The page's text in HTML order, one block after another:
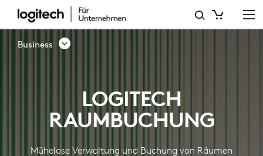
RAUMBUCHUNG
Business
LOGITECH
RAUMBUCHUNG
Mühelose Verwaltung und Buchung von Räumen